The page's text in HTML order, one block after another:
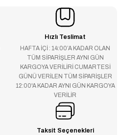
Hızlı Teslimat
HAFTA İÇİ : 14:00’A KADAR OLAN
TÜM SİPARİŞLER AYNI GÜN
KARGOYA VERİLİRİ CUMARTESİ
GÜNÜ VERİLEN TÜM SİPARİŞLER
12:00'A KADAR AYNI GÜN KARGOYA
VERİLİR
Taksit Seçenekleri